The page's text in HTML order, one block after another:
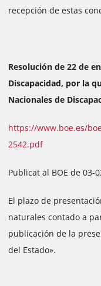
recepción de estas
Resolución de 22 de
Discapacidad, por la
Nacionales de
https://www.boe.es/
2542.pdf
Publicat al BOE de 03-
El plazo de
naturales contado a
publicación de la
del Estado».